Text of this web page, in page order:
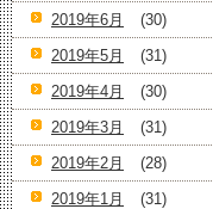
2019年6月
(30)
2019年5月
(31)
2019年4月
(30)
2019年3月
(31)
2019年2月
(28)
2019年1月
(31)